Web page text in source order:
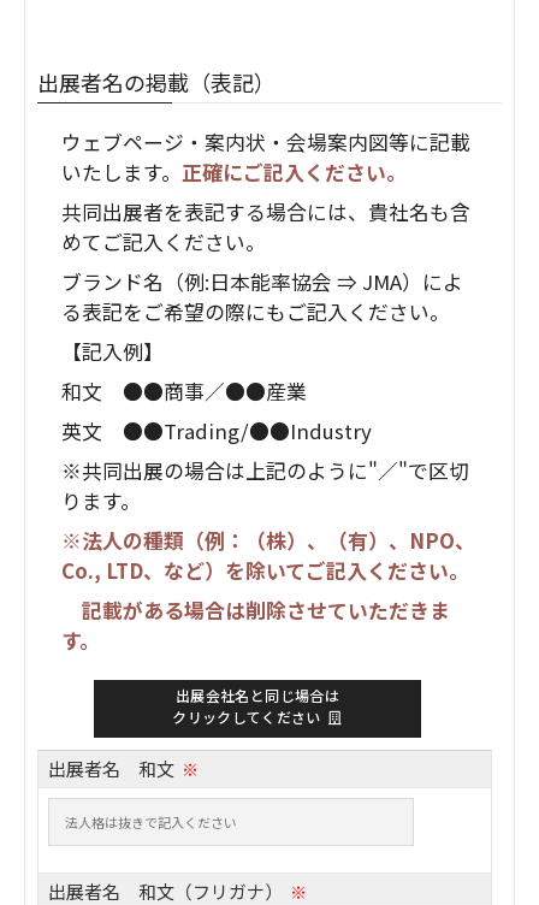
出展者名の掲載（表記）
ウェブページ・案内状・会場案内図等に記載
いたします。 正確にご記入ください。
共同出展者を表記する場合には、貴社名も含
めてご記入ください。
ブランド名（例:日本能率協会 ⇒ JMA）によ
る表記をご希望の際にもご記入ください。
【記入例】
和文 ●●商事／●●産業
英文 ●●Trading/●●Industry
※共同出展の場合は上記のように"／"で区切
ります。
※法人の種類（例：（株）、（有）、NPO、
Co., LTD、など）を除いてご記入ください。
記載がある場合は削除させていただきま
す。
出展会社名と同じ場合は
クリックしてください
出展者名 和文 ※
出展者名 和文（フリガナ） ※